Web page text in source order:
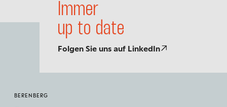
Immer
up to date
Folgen Sie uns auf LinkedIn
BERENBERG